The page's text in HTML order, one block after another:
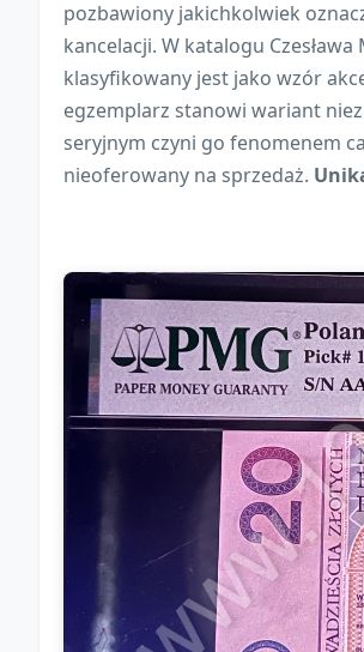
pozbawiony jakichkolwiek
kancelacji. W katalogu
klasyfikowany jest jako wzór
egzemplarz stanowi wariant
seryjnym czyni go fenomenem
nieoferowany na sprzedaż.